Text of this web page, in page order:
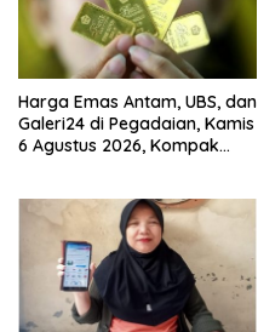
Harga Emas Antam, UBS, dan
Galeri24 di Pegadaian, Kamis
6 Agustus 2026, Kompak